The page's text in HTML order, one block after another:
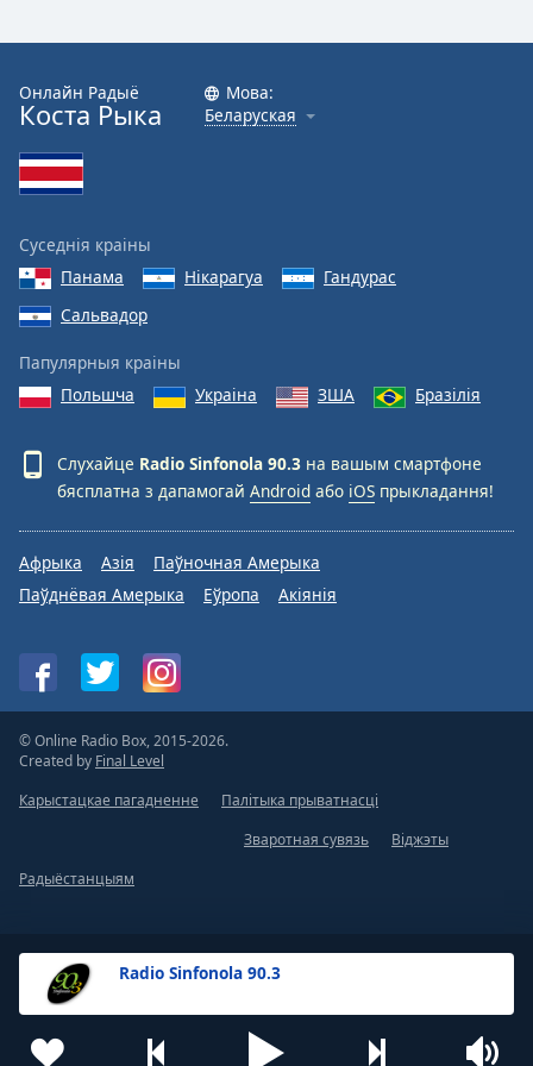
Radio Sinfonola 90.3
Онлайн Радыё
Коста Рыка
Мова:
Беларуская
Суседнія краіны
Панама
Нікарагуа
Гандурас
Сальвадор
Папулярныя краіны
Польшча
Украіна ЗША Бразілія
Слухайце Radio Sinfonola 90.3 на вашым смартфоне
бясплатна з дапамогай Android або iOS прыкладання!
Афрыка Азія
Паўночная Амерыка
Паўднёвая Амерыка
Еўропа Акіянія
© Online Radio Box, 2015-2026.
Created by Final Level
Карыстацкае пагадненне
Палітыка прыватнасці
Зваротная сувязь
Віджэты
Радыёстанцыям